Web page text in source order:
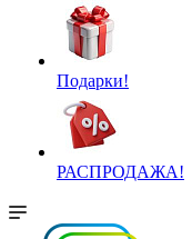
Подарки!
РАСПРОДАЖА!